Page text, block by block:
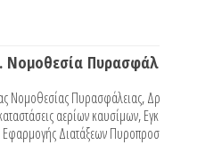
Πυρασφάλειας
Νομοθεσίας Πυρασφάλειας,
αερίων καυσίμων,
Διατάξεων Πυροπροστασίας